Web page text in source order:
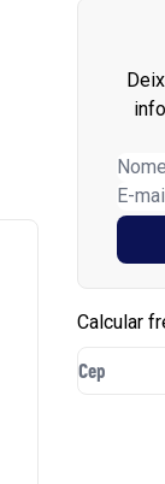
Calcular